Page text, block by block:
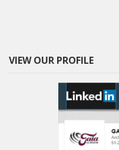
VIEW OUR PROFILE